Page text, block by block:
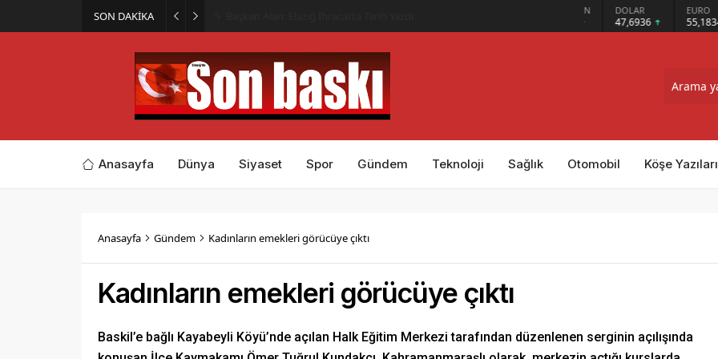
SON DAKİKA DOLAR
47,6936
EURO
55,1834
Anasayfa Dünya Siyaset Spor Gündem Teknoloji Sağlık Otomobil Köşe Yazıları
Anasayfa Gündem Kadınların emekleri görücüye çıktı
Kadınların emekleri görücüye çıktı
Baskil’e bağlı Kayabeyli Köyü’nde açılan Halk Eğitim Merkezi tarafından düzenlenen serginin açılışında